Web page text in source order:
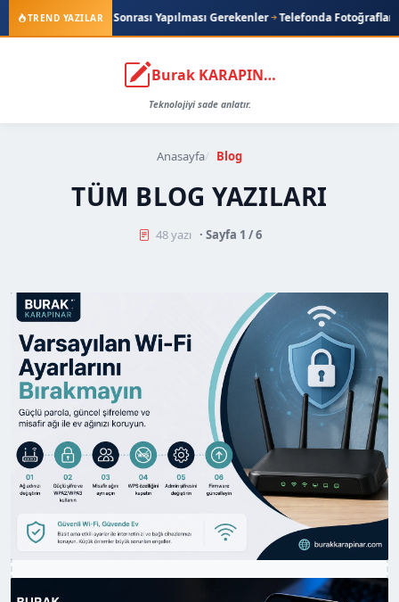
TREND YAZILAR
ve Sonrası Yapılması Gerekenler Telefonda Fotoğrafları Silmeden
Burak KARAPINAR
Teknolojiyi sade anlatır.
Anasayfa Blog
TÜM BLOG YAZILARI
48 yazı · Sayfa 1 / 6